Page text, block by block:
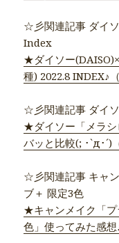
☆彡関連記事 ダイ
Index
★ダイソー
種) 2022.8 INDEX♪
☆彡関連記事 ダイ
★ダイソー「メラシ
バッと比較(; ･`д･´)
☆彡関連記事 キャ
ブ＋ 限定3色
★キャンメイク「プ
色」使ってみた感想